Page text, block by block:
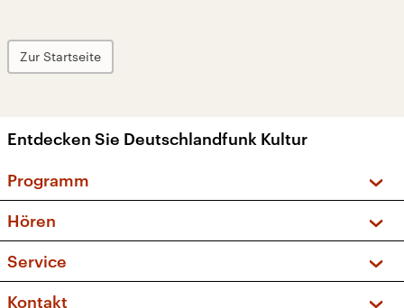
Zur Startseite
Entdecken Sie Deutschlandfunk Kultur
Programm
Sendungen und Podcasts
Musikliste
Kakadu – Das Kinderprogramm
Hören
Frequenzen (UKW + DAB+)
Service
FAQ
Kontakt